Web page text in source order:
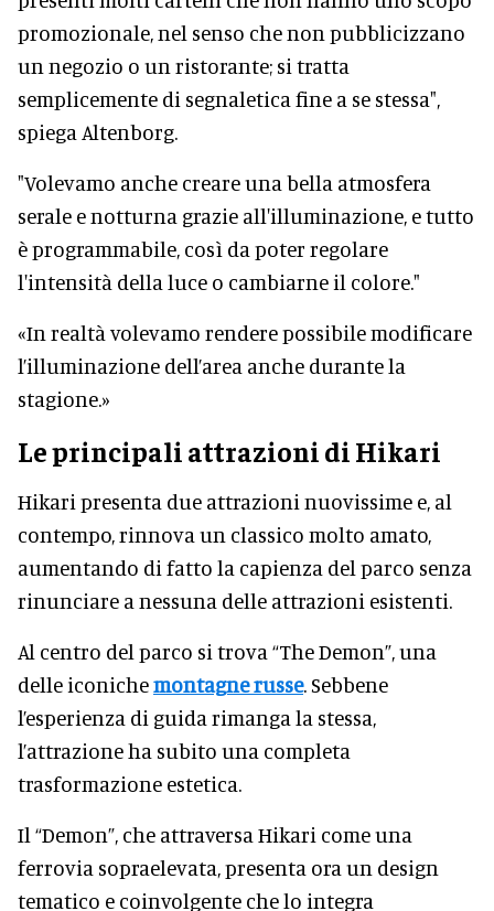
promozionale, nel senso che non pubblicizzano
un negozio o un ristorante; si tratta
semplicemente di segnaletica fine a se stessa",
spiega Altenborg.
"Volevamo anche creare una bella atmosfera
serale e notturna grazie all'illuminazione, e tutto
è programmabile, così da poter regolare
l'intensità della luce o cambiarne il colore."
«In realtà volevamo rendere possibile modificare
l’illuminazione dell’area anche durante la
stagione.»
Le principali attrazioni di Hikari
Hikari presenta due attrazioni nuovissime e, al
contempo, rinnova un classico molto amato,
aumentando di fatto la capienza del parco senza
rinunciare a nessuna delle attrazioni esistenti.
Al centro del parco si trova “The Demon”, una
delle iconichemontagne russe. Sebbene
l’esperienza di guida rimanga la stessa,
l’attrazione ha subito una completa
trasformazione estetica.
Il “Demon”, che attraversa Hikari come una
ferrovia sopraelevata, presenta ora un design
tematico e coinvolgente che lo integra